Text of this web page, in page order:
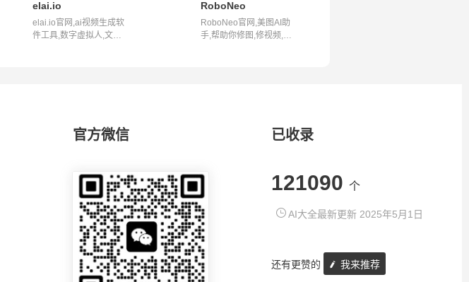
elai.io
elai.io官网,ai视频生成软
件工具,数字虚拟人,文
RoboNeo
RoboNeo官网,美图AI助
手,帮助你修图,修视频,做
官方微信 已收录
121090 个
AI大全最新更新 2025年5月1日
还有更赞的 我来推荐